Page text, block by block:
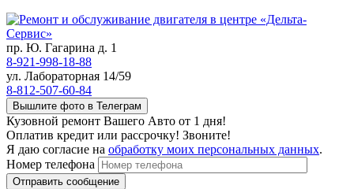
пр. Ю. Гагарина д. 1
8-921-998-18-88
ул. Лабораторная 14/59
8-812-507-60-84
Вышлите фото в Телеграм
Кузовной ремонт Вашего Авто от 1 дня!
Оплатив кредит или рассрочку! Звоните!
Я даю согласие на обработку моих персональных данных.
Номер телефона